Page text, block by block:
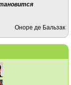
Оноре де Бальзак